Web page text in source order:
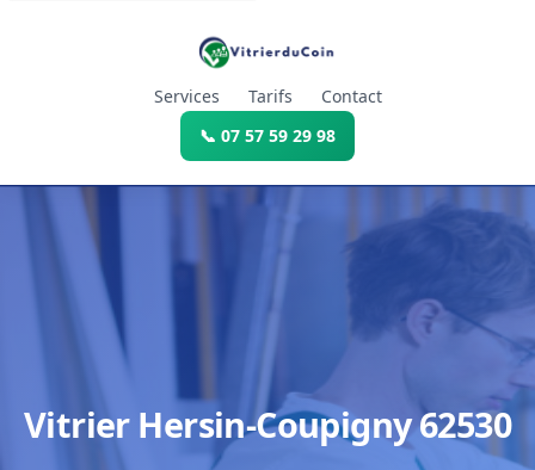
Services Tarifs
Contact
📞 07 57 59 29 98
Vitrier Hersin-Coupigny 62530